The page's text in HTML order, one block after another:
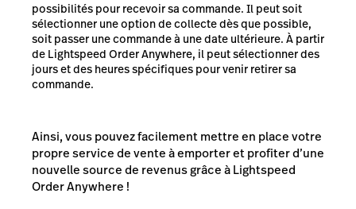
possibilités pour recevoir sa commande. Il peut soit
sélectionner une option de collecte dès que possible,
soit passer une commande à une date ultérieure. À partir
de Lightspeed Order Anywhere, il peut sélectionner des
jours et des heures spécifiques pour venir retirer sa
commande.
Ainsi, vous pouvez facilement mettre en place votre
propre service de vente à emporter et profiter d’une
nouvelle source de revenus grâce à Lightspeed
Order Anywhere !